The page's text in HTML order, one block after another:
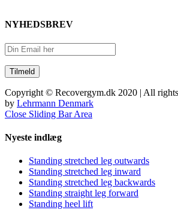
NYHEDSBREV
Copyright © Recovergym.dk 2020 | All
by Lehrmann Denmark
Close Sliding Bar Area
Nyeste indlæg
Standing stretched leg outwards
Standing stretched leg inward
Standing stretched leg backwards
Standing straight leg forward
Standing heel lift